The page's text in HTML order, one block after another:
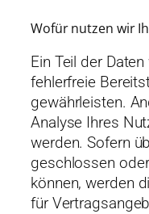
Wofür nutzen wir
Ein Teil der
fehlerfreie
gewährleisten.
Analyse Ihres
werden. Sofern
geschlossen
können, werden
für